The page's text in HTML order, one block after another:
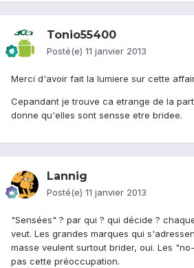
Tonio55400
Posté(e) 11 janvier 2013
Merci d'avoir fait la lumiere sur cette
Cepandant je trouve ca etrange de la
donne qu'elles sont sensse etre bridee.
Lannig
Posté(e) 11 janvier 2013
"Sensées" ? par qui ? qui décide ?
veut. Les grandes marques qui
masse veulent surtout brider, oui. Les
pas cette préoccupation.